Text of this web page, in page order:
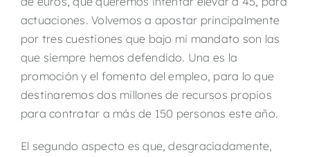
actuaciones. Volvemos a apostar principalmente
por tres cuestiones que bajo mi mandato son las
que siempre hemos defendido. Una es la
promoción y el fomento del empleo, para lo que
destinaremos dos millones de recursos propios
para contratar a más de 150 personas este año.
El segundo aspecto es que, desgraciadamente,